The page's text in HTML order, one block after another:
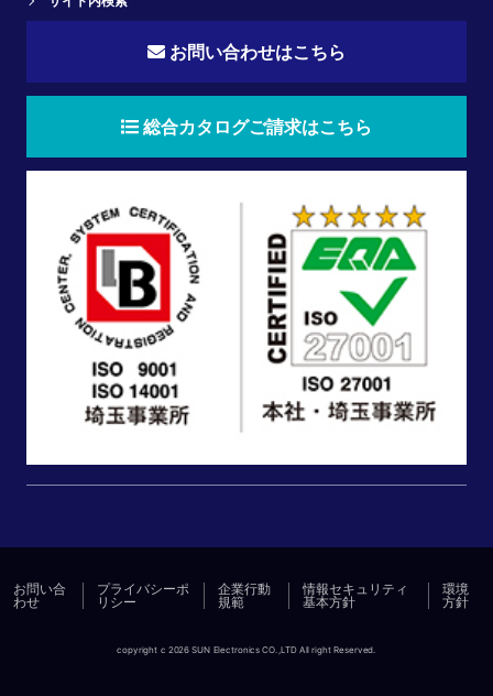
お問い合わせはこちら
総合カタログご請求はこちら
お問い合
わせ
プライバシーポ
リシー
企業行動
規範
情報セキュリティ
基本方針
環境
方針
copyright c 2026 SUN Electronics CO.,LTD All right Reserved.